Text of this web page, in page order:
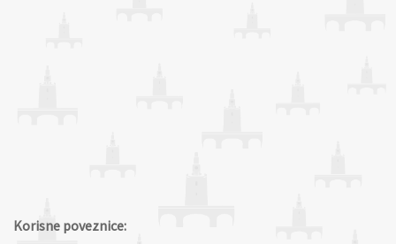
Korisne poveznice: